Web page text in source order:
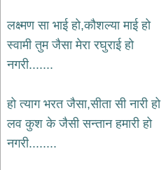
कृष्ण
भजन
krishna
शिव
भजन
shiv
bhajans
लक्ष्मण सा भाई हो,कौशल्या माई हो
स्वामी तुम जैसा मेरा रघुराई हो
नगरी.......
हो त्याग भरत जैसा,सीता सी नारी हो
लव कुश के जैसी सन्तान हमारी हो
नगरी........